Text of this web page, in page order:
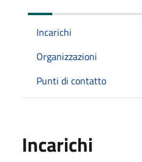
Incarichi
Organizzazioni
Punti di contatto
Incarichi